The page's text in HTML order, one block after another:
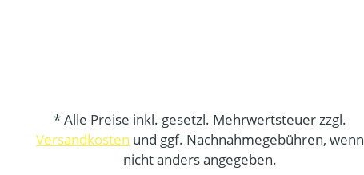
* Alle Preise inkl. gesetzl. Mehrwertsteuer zzgl.
Versandkosten und ggf. Nachnahmegebühren, wenn
nicht anders angegeben.